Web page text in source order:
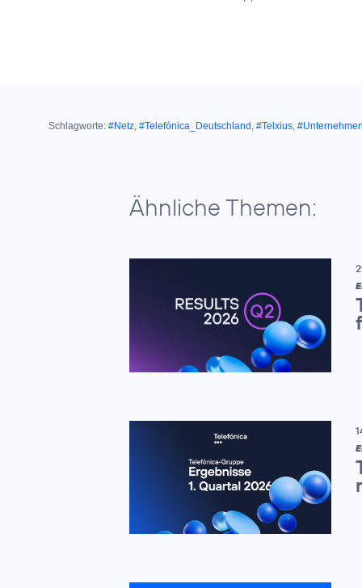
Schlagworte: #Netz, #Telefónica_Deutschland , #Telxius,
Ähnliche Themen: